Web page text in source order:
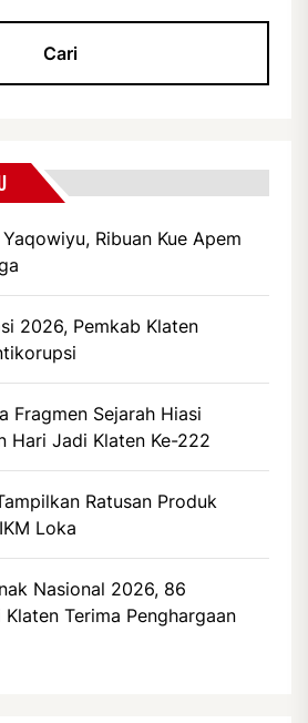
Ribuan Kue Apem
2026, Pemkab Klaten
Fragmen Sejarah Hiasi
Hari Jadi Klaten Ke-222
Ratusan Produk
Loka
Nasional 2026, 86
Terima Penghargaan